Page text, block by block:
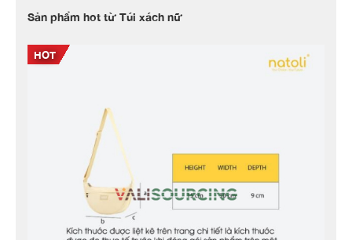
Sản phẩm hot từ Túi xách nữ